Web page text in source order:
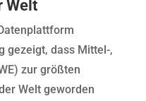
Welt
gezeigt, dass Mittel-,
zur größten
Welt geworden